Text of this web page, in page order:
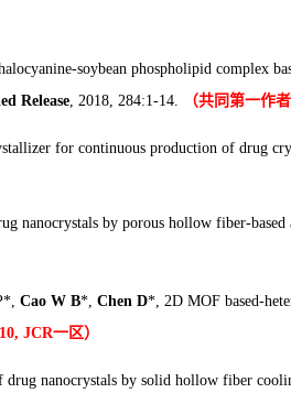
soybean phospholipid complex
Release, 2018, 284:1-14. （共同第一作
for continuous production of drug
nanocrystals by porous hollow fiber-
Cao W B*, Chen D*, 2D MOF based-
JCR一区）
drug nanocrystals by solid hollow fiber